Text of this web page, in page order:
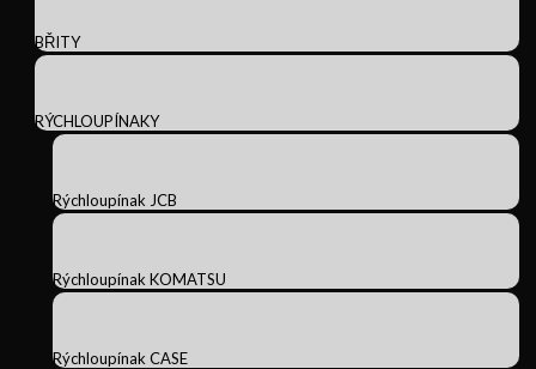
BŘITY
RÝCHLOUPÍNAKY
Rýchloupínak JCB
Rýchloupínak KOMATSU
Rýchloupínak CASE